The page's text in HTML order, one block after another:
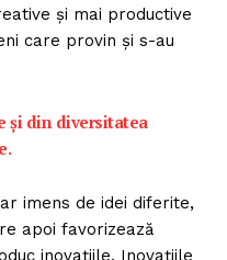
și mai productive
care provin și s-au
și din diversitatea
imens de idei diferite,
apoi favorizează
inovațiile. Inovațiile